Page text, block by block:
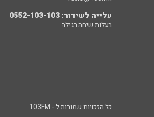
עלייה לשידור: 0552-103-103
בעלות שיחה רגילה
כל הזכויות שמורות ל - 103FM